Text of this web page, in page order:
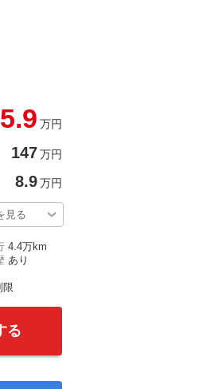
万円
147万円
8.9万円
見る
4.4万km
あり
限
る